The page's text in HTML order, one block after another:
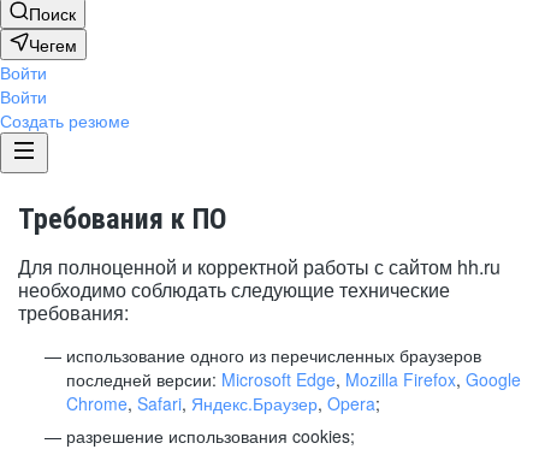
Поиск
Чегем
Войти
Войти
Создать резюме
Требования к ПО
Для полноценной и корректной работы с сайтом hh.ru
необходимо соблюдать следующие технические
требования:
использование одного из перечисленных браузеров
последней версии: Microsoft Edge, Mozilla Firefox, Google
Chrome, Safari, Яндекс.Браузер, Opera;
разрешение использования cookies;